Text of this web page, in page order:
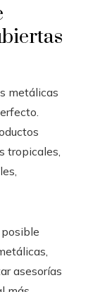
metálicas
tropicales,
posible
asesorías